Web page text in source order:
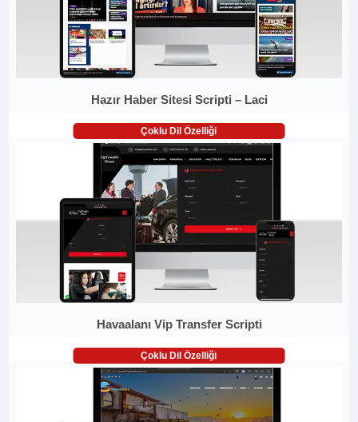
Hazır Haber Sitesi Scripti – Laci
Çoklu Dil Özelliği
Havaalanı Vip Transfer Scripti
Çoklu Dil Özelliği